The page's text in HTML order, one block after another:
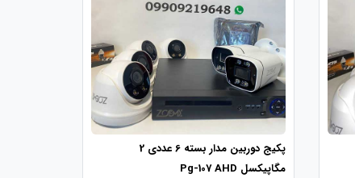
پکیج دوربین مدار بسته 6 عددی 2
مگاپیکسل Pg-107 AHD